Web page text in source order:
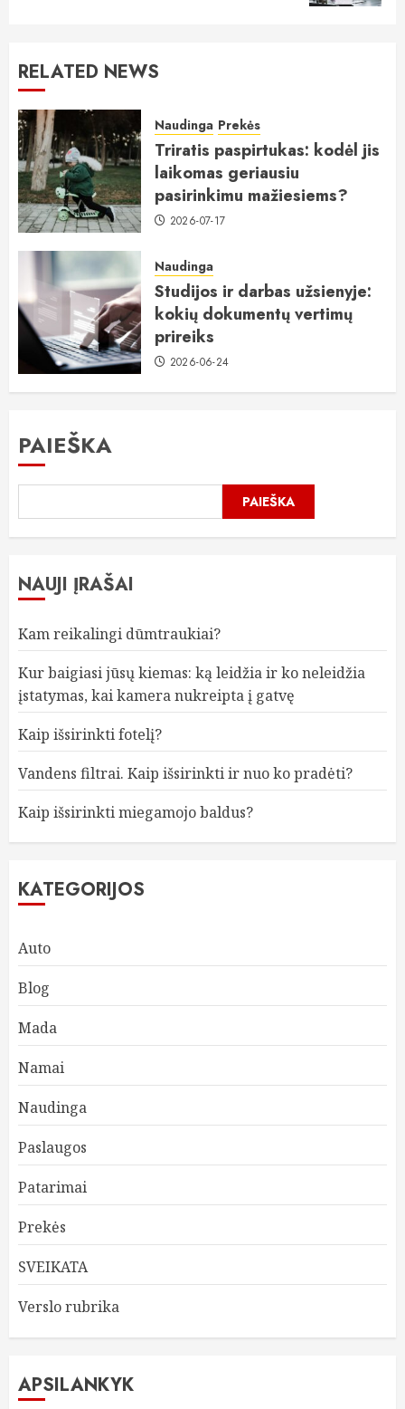
RELATED NEWS
Naudinga Prekės
Triratis paspirtukas: kodėl jis
laikomas geriausiu
pasirinkimu mažiesiems?
2026-07-17
Naudinga
Studijos ir darbas užsienyje:
kokių dokumentų vertimų
prireiks
2026-06-24
PAIEŠKA
PAIEŠKA
NAUJI ĮRAŠAI
Kam reikalingi dūmtraukiai?
Kur baigiasi jūsų kiemas: ką leidžia ir ko neleidžia
įstatymas, kai kamera nukreipta į gatvę
Kaip išsirinkti fotelį?
Vandens filtrai. Kaip išsirinkti ir nuo ko pradėti?
Kaip išsirinkti miegamojo baldus?
KATEGORIJOS
Auto
Blog
Mada
Namai
Naudinga
Paslaugos
Patarimai
Prekės
SVEIKATA
Verslo rubrika
APSILANKYK